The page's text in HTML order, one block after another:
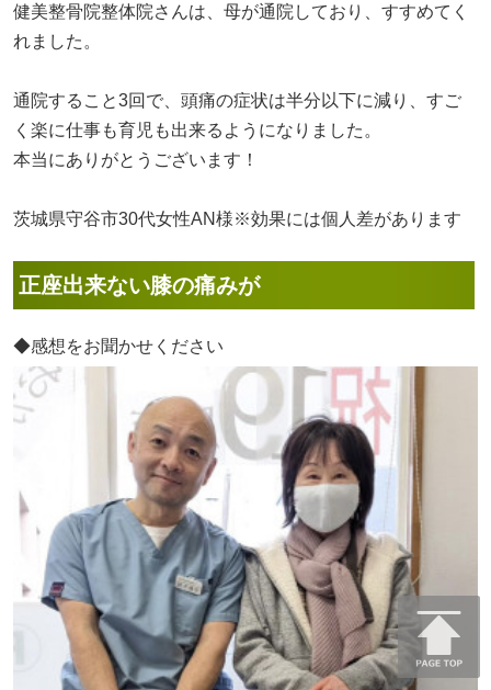
健美整骨院整体院さんは、母が通院しており、すすめてく
れました。
通院すること3回で、頭痛の症状は半分以下に減り、すご
く楽に仕事も育児も出来るようになりました。
本当にありがとうございます！
茨城県守谷市30代女性AN様※効果には個人差があります
正座出来ない膝の痛みが
◆感想をお聞かせください